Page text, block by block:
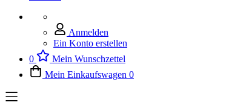
Anmelden
Ein Konto erstellen
0
Mein Wunschzettel
Mein Einkaufswagen 0